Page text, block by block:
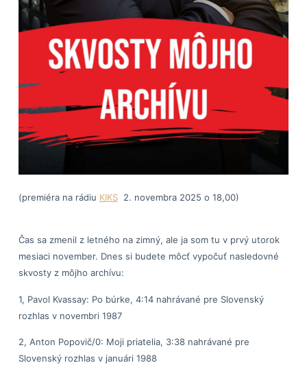
(premiéra na rádiu KIKS2. novembra 2025 o 18,00)
Čas sa zmenil z letného na zimný, ale ja som tu v prvý utorok
mesiaci november. Dnes si budete môcť vypočuť nasledovné
skvosty z môjho archívu:
1, Pavol Kvassay: Po búrke, 4:14 nahrávané pre Slovenský
rozhlas v novembri 1987
2, Anton Popovič/0: Moji priatelia, 3:38 nahrávané pre
Slovenský rozhlas v januári 1988